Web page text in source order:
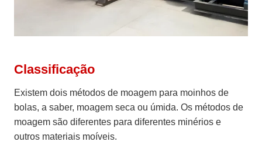
Classificação
Existem dois métodos de moagem para moinhos de
bolas, a saber, moagem seca ou úmida. Os métodos de
moagem são diferentes para diferentes minérios e
outros materiais moíveis.